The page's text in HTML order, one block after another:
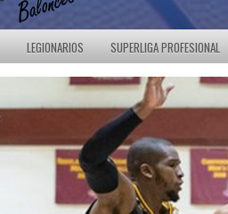
LEGIONARIOS SUPERLIGA PROFESIONAL